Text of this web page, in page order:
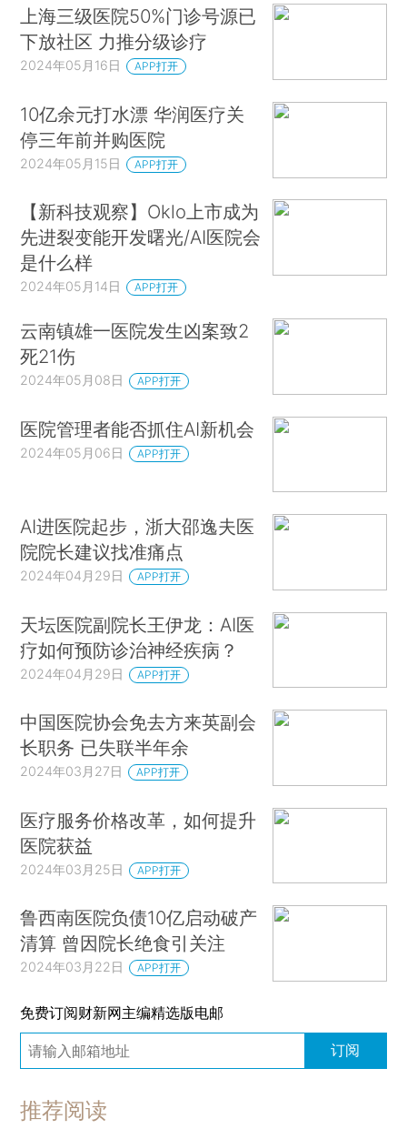
上海三级医院50%门诊号源已
下放社区 力推分级诊疗
2024年05月16日 APP打开
10亿余元打水漂 华润医疗关
停三年前并购医院
2024年05月15日 APP打开
【新科技观察】Oklo上市成为
先进裂变能开发曙光/AI医院会
是什么样
2024年05月14日 APP打开
云南镇雄一医院发生凶案致2
死21伤
2024年05月08日 APP打开
医院管理者能否抓住AI新机会
2024年05月06日 APP打开
AI进医院起步，浙大邵逸夫医
院院长建议找准痛点
2024年04月29日 APP打开
天坛医院副院长王伊龙：AI医
疗如何预防诊治神经疾病？
2024年04月29日 APP打开
中国医院协会免去方来英副会
长职务 已失联半年余
2024年03月27日 APP打开
医疗服务价格改革，如何提升
医院获益
2024年03月25日 APP打开
鲁西南医院负债10亿启动破产
清算 曾因院长绝食引关注
2024年03月22日 APP打开
免费订阅财新网主编精选版电邮
订阅
推荐阅读